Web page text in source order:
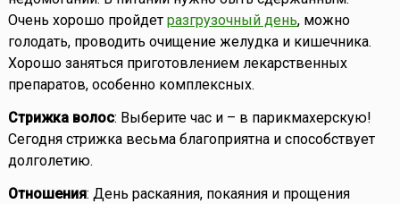
Очень хорошо пройдет разгрузочный день, можно
голодать, проводить очищение желудка и кишечника.
Хорошо заняться приготовлением лекарственных
препаратов, особенно комплексных.
Стрижка волос: Выберите час и – в парикмахерскую!
Сегодня стрижка весьма благоприятна и способствует
долголетию.
Отношения: День раскаяния, покаяния и прощения